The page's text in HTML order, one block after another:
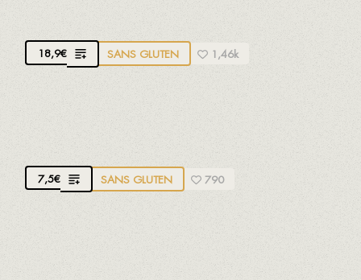
Avec mayonnaise naturelle au citron vert
18,9€ SANS GLUTEN 1,46k
BRAVAS AVEC CHORIZO HACHÉ
7,5€ SANS GLUTEN 790
Avec vinaigrette à la mangue et au curry